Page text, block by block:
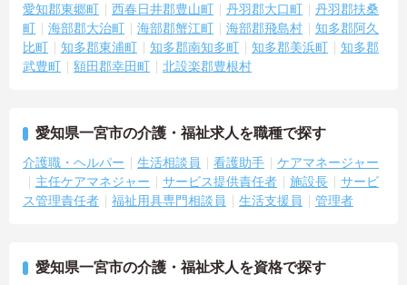
愛知郡東郷町
西春日井郡豊山町 丹羽郡大口町
丹羽郡扶桑
町
海部郡大治町 海部郡蟹江町 海部郡飛島村
知多郡阿久
比町
知多郡東浦町 知多郡南知多町 知多郡美浜町
知多郡
武豊町
額田郡幸田町 北設楽郡豊根村
愛知県一宮市の介護・福祉求人を職種で探す
介護職・ヘルパー 生活相談員 看護助手
ケアマネージャー
主任ケアマネジャー
サービス提供責任者 施設長
サービ
ス管理責任者
福祉用具専門相談員 生活支援員 管理者
愛知県一宮市の介護・福祉求人を資格で探す